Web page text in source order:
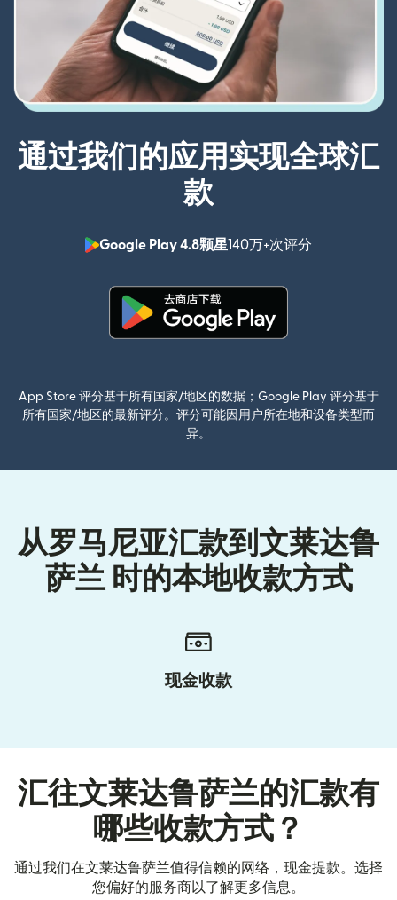
通过我们的应用实现全球汇
款
Google Play 4.8颗星140万+次评分
App Store 评分基于所有国家/地区的数据；Google Play 评分基于
所有国家/地区的最新评分。评分可能因用户所在地和设备类型而
异。
从罗马尼亚汇款到文莱达鲁
萨兰 时的本地收款方式
现金收款
汇往文莱达鲁萨兰的汇款有
哪些收款方式？
通过我们在文莱达鲁萨兰值得信赖的网络，现金提款。选择
您偏好的服务商以了解更多信息。